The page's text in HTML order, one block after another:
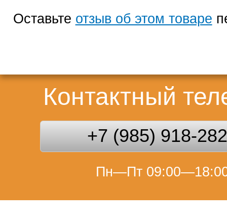
Оставьте отзыв об этом товаре
Контактный
+7 (985) 918-
Пн—Пт